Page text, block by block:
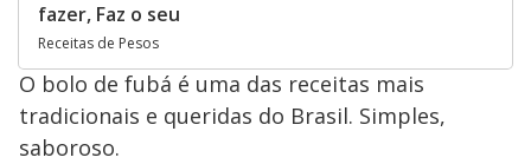
fazer, Faz o seu
Receitas de Pesos
O bolo de fubá é uma das receitas mais
tradicionais e queridas do Brasil. Simples,
saboroso.